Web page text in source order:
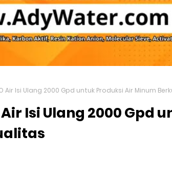
Air Isi Ulang 2000 Gpd untuk Produksi Air Minum
Isi Ulang 2000 Gpd